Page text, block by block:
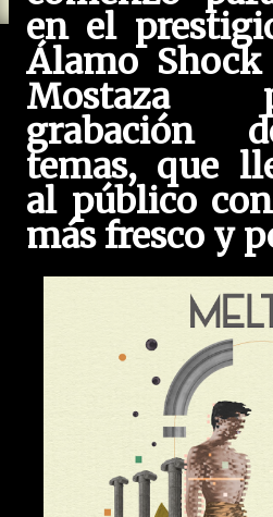
en el
Álamo
Mostaza
grabación
temas, que
al público
más fresco y